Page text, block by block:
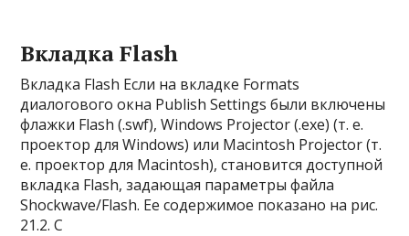
Вкладка Flash
Вкладка Flash Если на вкладке Formats
диалогового окна Publish Settings были включены
флажки Flash (.swf), Windows Projector (.exe) (т. e.
проектор для Windows) или Macintosh Projector (т.
e. проектор для Macintosh), становится доступной
вкладка Flash, задающая параметры файла
Shockwave/Flash. Ее содержимое показано на рис.
21.2. С